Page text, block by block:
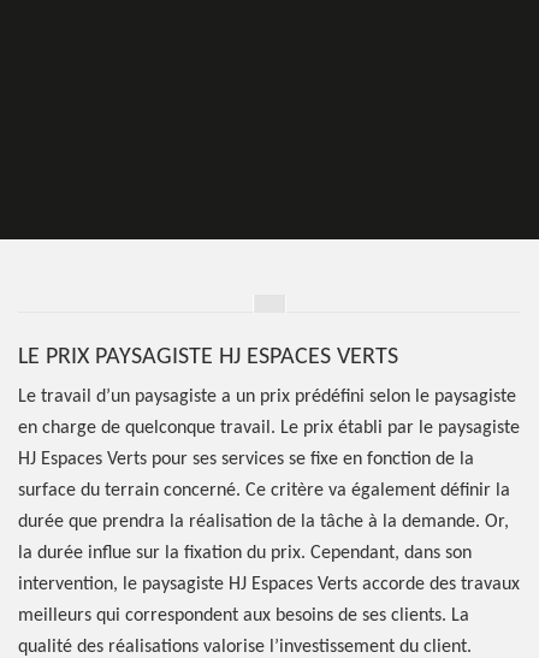
LE PRIX PAYSAGISTE HJ ESPACES VERTS
Le travail d’un paysagiste a un prix prédéfini selon le paysagiste
en charge de quelconque travail. Le prix établi par le paysagiste
HJ Espaces Verts pour ses services se fixe en fonction de la
surface du terrain concerné. Ce critère va également définir la
durée que prendra la réalisation de la tâche à la demande. Or,
la durée influe sur la fixation du prix. Cependant, dans son
intervention, le paysagiste HJ Espaces Verts accorde des travaux
meilleurs qui correspondent aux besoins de ses clients. La
qualité des réalisations valorise l’investissement du client.